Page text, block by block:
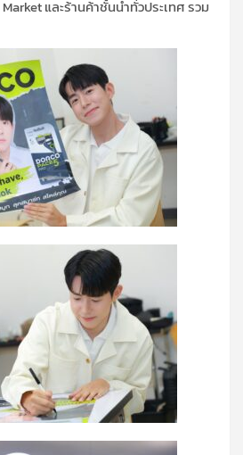
และร้านค้าชั้นนำทั่วประเทศ รวม